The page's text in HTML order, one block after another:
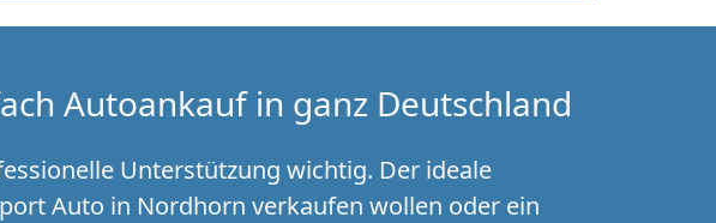
Autoankauf in ganz Deutschland
Unterstützung wichtig. Der ideale
Auto in Nordhorn verkaufen wollen oder ein